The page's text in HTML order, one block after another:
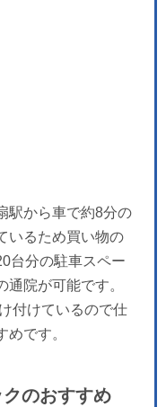
駅から車で約8分の
いるため買い物の
台分の駐車スペー
院が可能です。
付けているので仕
です。
のおすすめ